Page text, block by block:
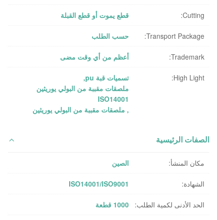
Cutting: قطع يموت أو قطع القبلة
Transport Package: حسب الطلب
Trademark: أعظم من أي وقت مضى
High Light: تسميات قبة pu
,
ملصقات مقببة من البولي يوريثين
ISO14001
, ملصقات مقببة من البولي يوريثين
الصفات الرئيسية
مكان المنشأ: الصين
الشهادة: ISO14001/ISO9001
الحد الأدنى لكمية الطلب: 1000 قطعة